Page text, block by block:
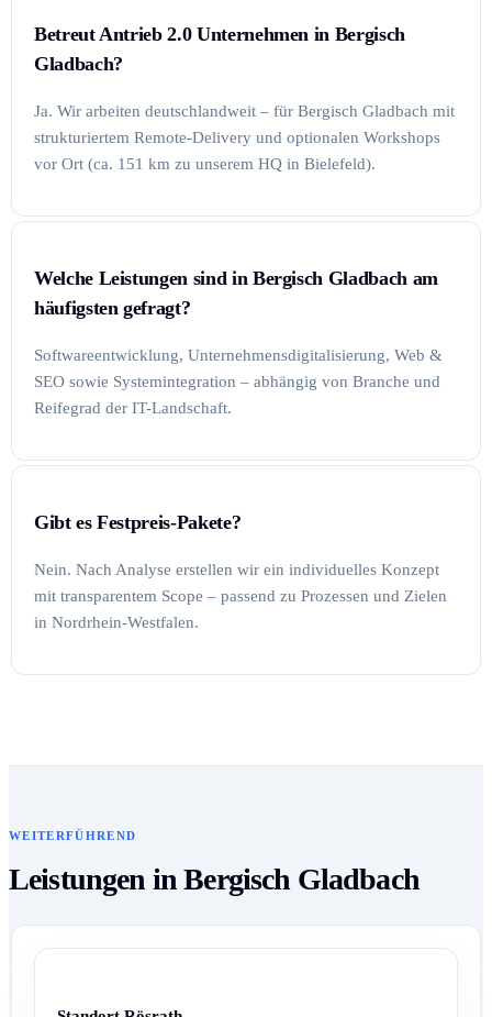
Betreut Antrieb 2.0 Unternehmen in Bergisch
Gladbach?
Ja. Wir arbeiten deutschlandweit – für Bergisch Gladbach mit
strukturiertem Remote-Delivery und optionalen Workshops
vor Ort (ca. 151 km zu unserem HQ in Bielefeld).
Welche Leistungen sind in Bergisch Gladbach am
häufigsten gefragt?
Softwareentwicklung, Unternehmensdigitalisierung, Web &
SEO sowie Systemintegration – abhängig von Branche und
Reifegrad der IT-Landschaft.
Gibt es Festpreis-Pakete?
Nein. Nach Analyse erstellen wir ein individuelles Konzept
mit transparentem Scope – passend zu Prozessen und Zielen
in Nordrhein-Westfalen.
WEITERFÜHREND
Leistungen in Bergisch Gladbach